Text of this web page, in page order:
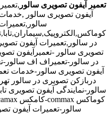
تعمیر آیفون تصویری سالور
آیفون تصویری سالور
در سالور,تعمیرات آیفون
تصویری سالور -تعمیرآیفون
در سالور-تعمیراف اف سالور-
آیفون تصویری سالور-خدمات
دربازکن تصویری در سالور
سالور-تعمیرات آیفون